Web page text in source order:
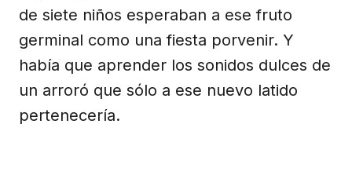
de siete niños esperaban a ese fruto
germinal como una fiesta porvenir. Y
había que aprender los sonidos dulces de
un arroró que sólo a ese nuevo latido
pertenecería.